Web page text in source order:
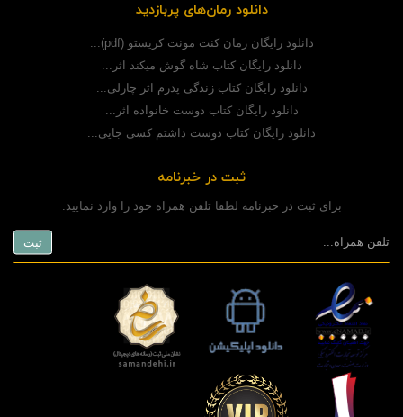
دانلود رمان‌های پربازدید
دانلود رایگان رمان کنت مونت کریستو (pdf)...
دانلود رایگان کتاب شاه گوش میکند اثر...
دانلود رایگان کتاب زندگی پدرم اثر چارلی...
دانلود رایگان کتاب دوست خانواده اثر...
دانلود رایگان کتاب دوست داشتم کسی جایی...
ثبت در خبرنامه
برای ثبت در خبرنامه لطفا تلفن همراه خود را وارد نمایید: